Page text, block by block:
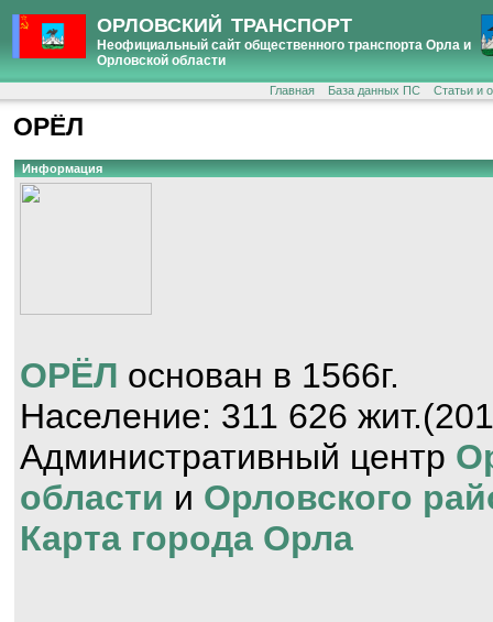
ОРЛОВСКИЙ ТРАНСПОРТ
Неофициальный сайт общественного транспорта Орла и
Орловской области
Главная База данных ПС Статьи и
ОРЁЛ
Информация
ОРЁЛ основан в 1566г.
Население: 311 626
Административный центр
области и Орловского
Карта города Орла